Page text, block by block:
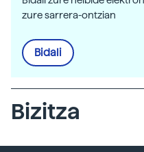
zure sarrera-ontzian
Bidali
Bizitza